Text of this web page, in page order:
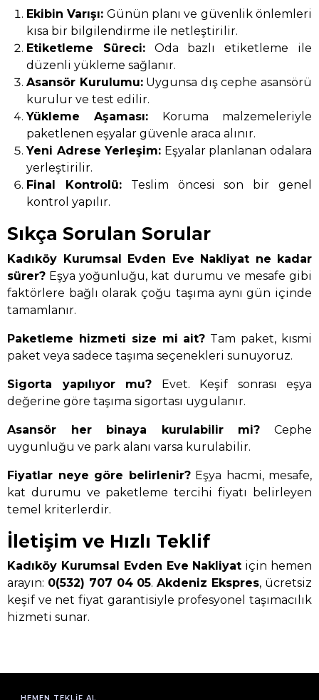
Ekibin Varışı: Günün planı ve güvenlik önlemleri
kısa bir bilgilendirme ile netleştirilir.
Etiketleme Süreci:Oda bazlı etiketleme ile
düzenli yükleme sağlanır.
Asansör Kurulumu:Uygunsa dış cephe asansörü
kurulur ve test edilir.
Yükleme Aşaması: Koruma malzemeleriyle
paketlenen eşyalar güvenle araca alınır.
Yeni Adrese Yerleşim: Eşyalar planlanan odalara
yerleştirilir.
Final Kontrolü: Teslim öncesi son bir genel
kontrol yapılır.
Sıkça Sorulan Sorular
Kadıköy Kurumsal Evden Eve Nakliyat ne kadar
sürer? Eşya yoğunluğu, kat durumu ve mesafe gibi
faktörlere bağlı olarak çoğu taşıma aynı gün içinde
tamamlanır.
Paketleme hizmeti size mi ait? Tam paket, kısmi
paket veya sadece taşıma seçenekleri sunuyoruz.
Sigorta yapılıyor mu? Evet. Keşif sonrası eşya
değerine göre taşıma sigortası uygulanır.
Asansör her binaya kurulabilir mi? Cephe
uygunluğu ve park alanı varsa kurulabilir.
Fiyatlar neye göre belirlenir?Eşya hacmi, mesafe,
kat durumu ve paketleme tercihi fiyatı belirleyen
temel kriterlerdir.
İletişim ve Hızlı Teklif
Kadıköy Kurumsal Evden Eve Nakliyat için hemen
arayın: 0(532) 707 04 05.Akdeniz Ekspres, ücretsiz
keşif ve net fiyat garantisiyle profesyonel taşımacılık
hizmeti sunar.